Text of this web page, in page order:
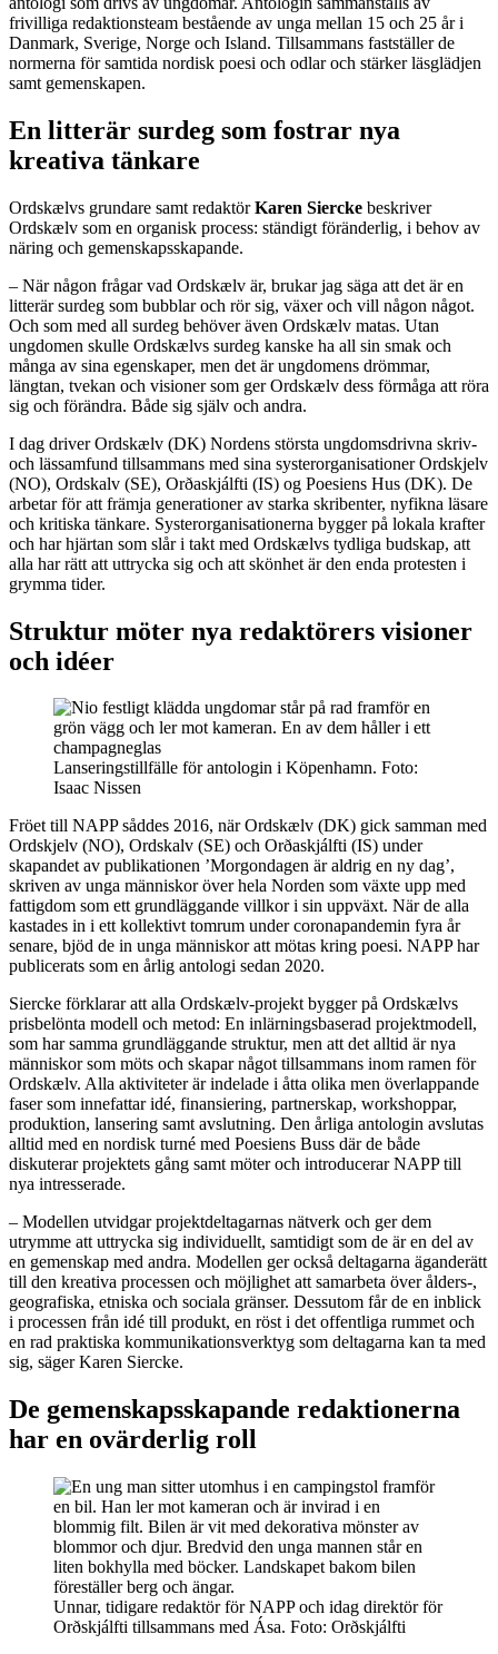
frivilliga redaktionsteam bestående av unga mellan 15 och 25 år i
Danmark, Sverige, Norge och Island. Tillsammans fastställer de
normerna för samtida nordisk poesi och odlar och stärker läsglädjen
samt gemenskapen.
En litterär surdeg som fostrar nya
kreativa tänkare
Ordskælvs grundare samt redaktörKaren Siercke beskriver
Ordskælv som en organisk process: ständigt föränderlig, i behov av
näring och gemenskapsskapande.
– När någon frågar vad Ordskælv är, brukar jag säga att det är en
litterär surdeg som bubblar och rör sig, växer och vill någon något.
Och som med all surdeg behöver även Ordskælv matas. Utan
ungdomen skulle Ordskælvs surdeg kanske ha all sin smak och
många av sina egenskaper, men det är ungdomens drömmar,
längtan, tvekan och visioner som ger Ordskælv dess förmåga att röra
sig och förändra. Både sig själv och andra.
I dag driver Ordskælv (DK) Nordens största ungdomsdrivna skriv-
och lässamfund tillsammans med sina systerorganisationer Ordskjelv
(NO), Ordskalv (SE), Orðaskjálfti (IS) og Poesiens Hus (DK). De
arbetar för att främja generationer av starka skribenter, nyfikna läsare
och kritiska tänkare. Systerorganisationerna bygger på lokala krafter
och har hjärtan som slår i takt med Ordskælvs tydliga budskap, att
alla har rätt att uttrycka sig och att skönhet är den enda protesten i
grymma tider.
Struktur möter nya redaktörers visioner
och idéer
Lanseringstillfälle för antologin i Köpenhamn. Foto:
Isaac Nissen
Fröet till NAPP såddes 2016, när Ordskælv (DK) gick samman med
Ordskjelv (NO), Ordskalv (SE) och Orðaskjálfti (IS) under
skapandet av publikationen ’Morgondagen är aldrig en ny dag’,
skriven av unga människor över hela Norden som växte upp med
fattigdom som ett grundläggande villkor i sin uppväxt. När de alla
kastades in i ett kollektivt tomrum under coronapandemin fyra år
senare, bjöd de in ​​unga människor att mötas kring poesi. NAPP har
publicerats som en årlig antologi sedan 2020.
Siercke förklarar att alla Ordskælv-projekt bygger på Ordskælvs
prisbelönta modell och metod: En inlärningsbaserad projektmodell,
som har samma grundläggande struktur, men att det alltid är nya
människor som möts och skapar något tillsammans inom ramen för
Ordskælv. Alla aktiviteter är indelade i åtta olika men överlappande
faser som innefattar idé, finansiering, partnerskap, workshoppar,
produktion, lansering samt avslutning. Den årliga antologin avslutas
alltid med en nordisk turné med Poesiens Buss där de både
diskuterar projektets gång samt möter och introducerar NAPP till
nya intresserade.
– Modellen utvidgar projektdeltagarnas nätverk och ger dem
utrymme att uttrycka sig individuellt, samtidigt som de är en del av
en gemenskap med andra. Modellen ger också deltagarna äganderätt
till den kreativa processen och möjlighet att samarbeta över ålders-,
geografiska, etniska och sociala gränser. Dessutom får de en inblick
i processen från idé till produkt, en röst i det offentliga rummet och
en rad praktiska kommunikationsverktyg som deltagarna kan ta med
sig, säger Karen Siercke.
De gemenskapsskapande redaktionerna
har en ovärderlig roll
Unnar, tidigare redaktör för NAPP och idag direktör för
Orðskjálfti tillsammans med Ása. Foto: Orðskjálfti